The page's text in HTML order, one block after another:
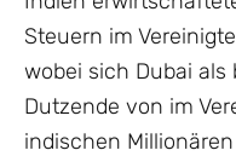
Steuern im
wobei sich Dubai
Dutzende von im
indischen